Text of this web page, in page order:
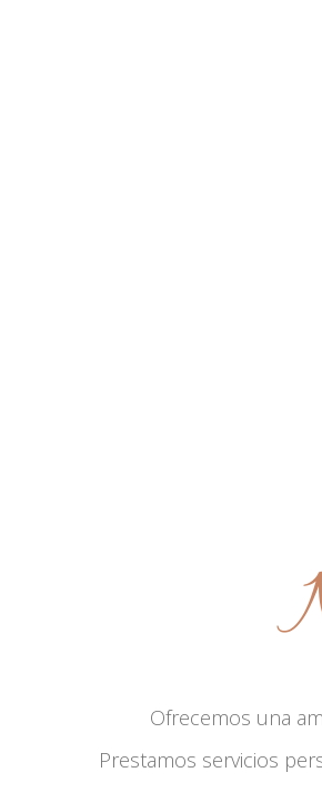
Ofrecemos una
Prestamos servicios